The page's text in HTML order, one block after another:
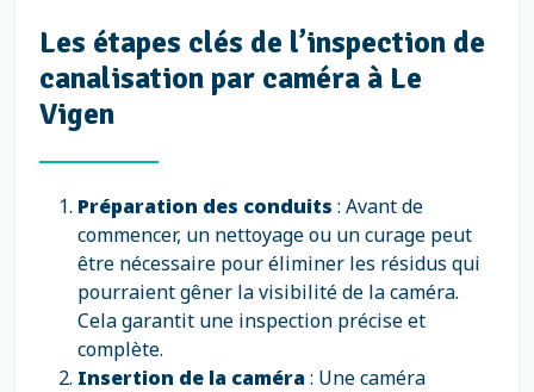
Les étapes clés de l’inspection de
canalisation par caméra à Le
Vigen
Préparation des conduits : Avant de
commencer, un nettoyage ou un curage peut
être nécessaire pour éliminer les résidus qui
pourraient gêner la visibilité de la caméra.
Cela garantit une inspection précise et
complète.
Insertion de la caméra: Une caméra